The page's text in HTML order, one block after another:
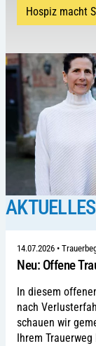
Hospiz macht
AKTUELLES
14.07.2026 •
Neu: Offene
In diesem
nach
schauen wir
Ihrem